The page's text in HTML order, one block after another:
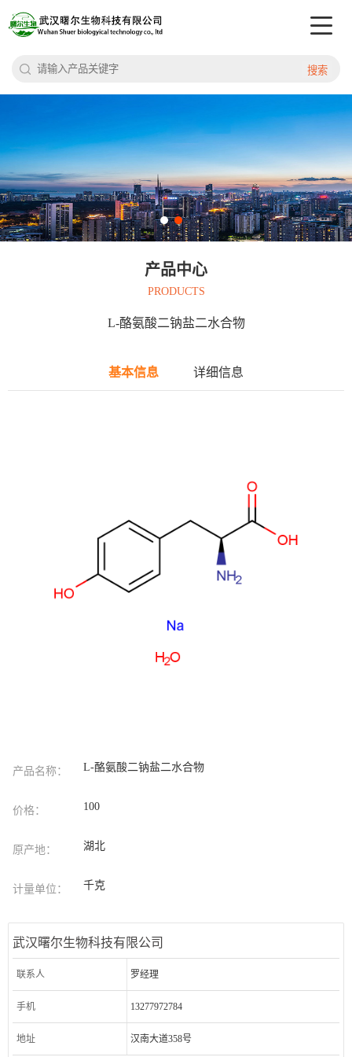
搜索
产品中心
PRODUCTS
L-酪氨酸二钠盐二水合物
基本信息 详细信息
产品名称： L-酪氨酸二钠盐二水合物
价格： 100
原产地： 湖北
计量单位： 千克
武汉曙尔生物科技有限公司
联系人 罗经理
手机 13277972784
地址 汉南大道358号